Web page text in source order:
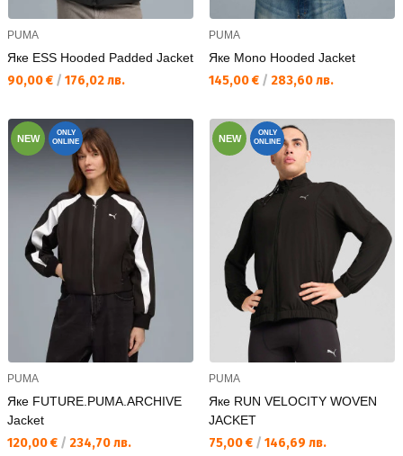
PUMA
Яке ESS Hooded Padded Jacket
Текуща цена:
90,00 € / 176,02 лв.
PUMA
Яке Mono Hooded Jacket
Текуща цена:
145,00 € / 283,60 лв.
NEW
ONLY
ONLINE
PUMA
Яке FUTURE.PUMA.ARCHIVE
Jacket
Текуща цена:
120,00 € / 234,70 лв.
NEW
ONLY
ONLINE
PUMA
Яке RUN VELOCITY WOVEN
JACKET
Текуща цена:
75,00 € / 146,69 лв.